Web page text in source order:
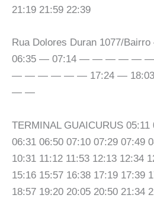
21:19 21:59 22:39
Rua Dolores Duran 1077/
06:35 — 07:14 — — — — — —
— — — — — — 17:24 —
— —
TERMINAL GUAICURUS 05:11
06:31 06:50 07:10 07:29 07:49
10:31 11:12 11:53 12:13 12:34
15:16 15:57 16:38 17:19 17:39
18:57 19:20 20:05 20:50 21:34